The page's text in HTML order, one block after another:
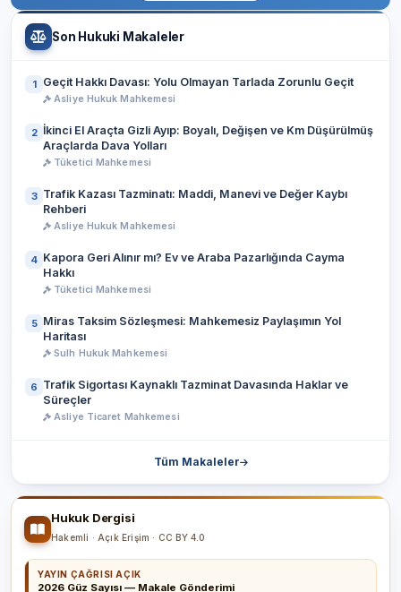
Son Hukuki Makaleler
1 Geçit Hakkı Davası: Yolu Olmayan Tarlada Zorunlu Geçit
Asliye Hukuk Mahkemesi
2 İkinci El Araçta Gizli Ayıp: Boyalı, Değişen ve Km Düşürülmüş
Araçlarda Dava Yolları
Tüketici Mahkemesi
3 Trafik Kazası Tazminatı: Maddi, Manevi ve Değer Kaybı
Rehberi
Asliye Hukuk Mahkemesi
4 Kapora Geri Alınır mı? Ev ve Araba Pazarlığında Cayma
Hakkı
Tüketici Mahkemesi
5 Miras Taksim Sözleşmesi: Mahkemesiz Paylaşımın Yol
Haritası
Sulh Hukuk Mahkemesi
6 Trafik Sigortası Kaynaklı Tazminat Davasında Haklar ve
Süreçler
Asliye Ticaret Mahkemesi
Tüm Makaleler
Hukuk Dergisi
Hakemli · Açık Erişim · CC BY 4.0
YAYIN ÇAĞRISI AÇIK
2026 Güz Sayısı — Makale Gönderimi